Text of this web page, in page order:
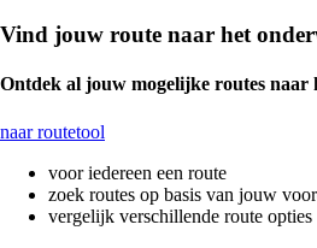
Vind jouw route naar het
Ontdek al jouw mogelijke routes naar
naar routetool
voor iedereen een route
zoek routes op basis van jouw
vergelijk verschillende route opties